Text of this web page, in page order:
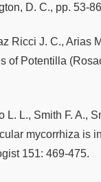
D. C., pp. 53-
Ricci J. C., Arias
of Potentilla
L. L., Smith F. A.,
mycorrhiza is
151: 469-475.